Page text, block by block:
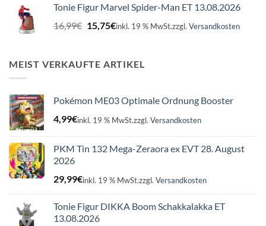
16,99€15,75€.
Tonie Figur Marvel Spider-Man ET 13.08.2026
16,99€ Ursprünglicher
Preis
16,99€
15,75€Aktueller
15,75€.
inkl. 19 % MwSt.zzgl. Versandkosten
MEIST VERKAUFTE ARTIKEL
Pokémon ME03 Optimale Ordnung Booster
4,99€inkl. 19 % MwSt.zzgl. Versandkosten
PKM Tin 132 Mega-Zeraora ex EVT 28. August
2026
29,99€inkl. 19 % MwSt.zzgl. Versandkosten
Tonie Figur DIKKA Boom Schakkalakka ET
13.08.2026